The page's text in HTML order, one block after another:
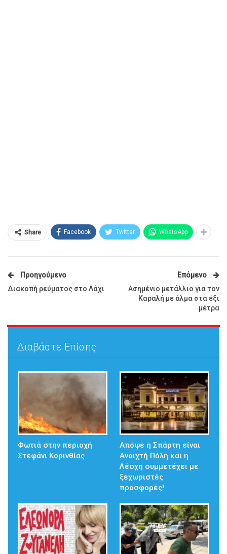
Share Facebook Twitter WhatsApp
Προηγούμενο
Διακοπή ρεύματος στο Λάχι
Επόμενο
Ασημένιο μετάλλιο για τον
Καραλή με άλμα στα έξι
μέτρα
Διαβάστε Επίσης:
Φωτιά στην περιοχή
Στεφάνι Κορινθίας
Απόψε η Σπάρτη είναι
Ανοιχτή Πόλη και η
Λέσχη συμμετέχει με
ξεχωριστές
προσφορές!